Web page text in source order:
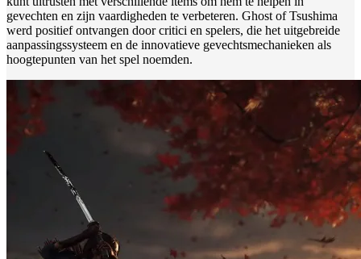
gevechten en zijn vaardigheden te verbeteren. Ghost of Tsushima
werd positief ontvangen door critici en spelers, die het uitgebreide
aanpassingssysteem en de innovatieve gevechtsmechanieken als
hoogtepunten van het spel noemden.